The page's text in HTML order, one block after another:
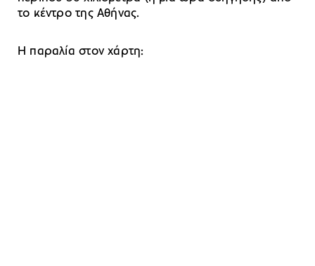
το κέντρο της Αθήνας.
Η παραλία στον χάρτη: